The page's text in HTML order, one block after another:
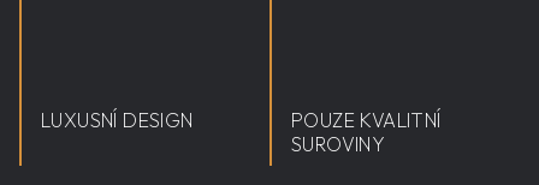
LUXUSNÍ DESIGN
POUZE KVALITNÍ
SUROVINY